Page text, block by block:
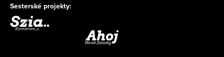
Sesterské projekty: